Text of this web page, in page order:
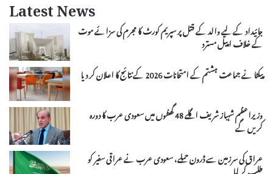
Latest News
جائیداد کے لیے والد کے قتل پر سپریم کورٹ کا مجرم کی سزائے موت
کے خلاف اپیل مسترد
پیکٹا نے جماعت ہشتم کے امتحانات 2026 کے نتائج کا اعلان کر دیا
وزیراعظم شہباز شریف اگلے 48 گھنٹوں میں سعودی عرب کا دورہ
کریں گے
عراق کی سرزمین سے ڈرون حملے، سعودی عرب نے عراقی سفیر کو